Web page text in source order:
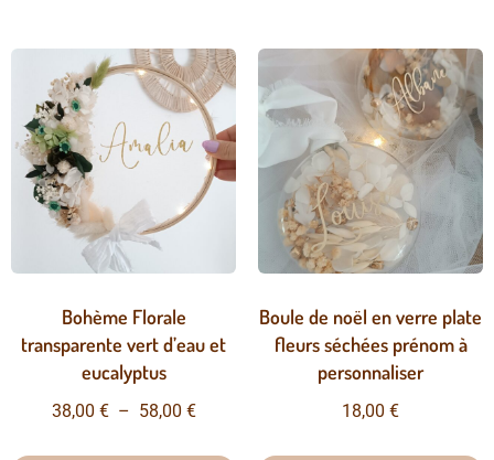
Bohème Florale
transparente vert d’eau et
eucalyptus
38,00 € – 58,00 €
Boule de noël en verre plate
fleurs séchées prénom à
personnaliser
18,00 €